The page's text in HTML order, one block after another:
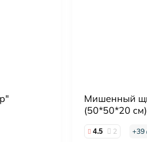
Мишенный
(50*50*20 см)
4.5 2 +39